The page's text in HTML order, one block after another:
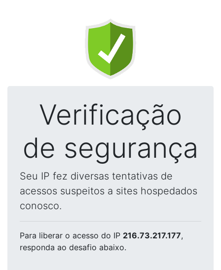
Verificação
de segurança
Seu IP fez diversas tentativas de
acessos suspeitos a sites hospedados
conosco.
Para liberar o acesso do IP 216.73.217.177,
responda ao desafio abaixo.